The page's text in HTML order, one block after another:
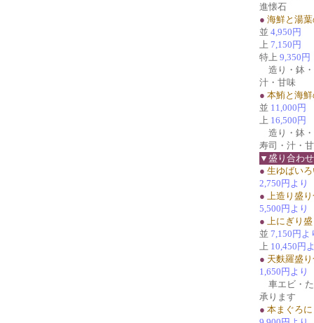
進懐石
● 海鮮と湯
並 4,950円
上 7,150円
特上 9,350円
造り・鉢・
汁・甘味
● 本鮪と海
並 11,000円
上 16,500円
造り・鉢・
寿司・汁・
▼盛り合わ
● 生ゆばい
2,750円より
● 上造り盛
5,500円より
● 上にぎり
並 7,150円よ
上 10,450円
● 天麩羅盛
1,650円より
車エビ・た
承ります
● 本まぐろ